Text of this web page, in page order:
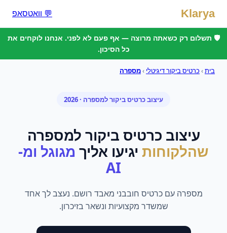
Klarya 💬 וואטסאפ
🛡️ תשלום רק כשאתה מרוצה — אף פעם לא לפני. אנחנו לוקחים את
כל הסיכון.
בית› כרטיס ביקור דיגיטלי ›מספרה
עיצוב כרטיס ביקורלמספרה · 2026
עיצוב כרטיס ביקור למספרה
שהלקוחות יגיעו אליך מגוגל ומ-
AI
מספרה עם כרטיס חובבני מאבד רושם. נעצב לך אחד
שמשדר מקצועיות ונשאר בזיכרון.